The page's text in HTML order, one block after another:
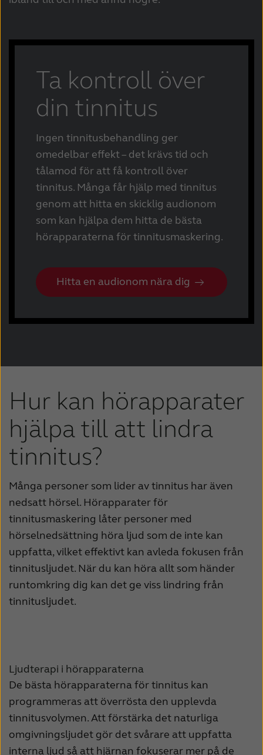
Ta kontroll över
din tinnitus
Ingen tinnitusbehandling ger
omedelbar effekt – det krävs tid och
tålamod för att få kontroll över
tinnitus. Många får hjälp med tinnitus
genom att hitta en skicklig audionom
som kan hjälpa dem hitta de bästa
hörapparaterna för tinnitusmaskering.
Hitta en audionom nära dig
Hur kan hörapparater
hjälpa till att lindra
tinnitus?
Många personer som lider av tinnitus har även
nedsatt hörsel. Hörapparater för
tinnitusmaskering låter personer med
hörselnedsättning höra ljud som de inte kan
uppfatta, vilket effektivt kan avleda fokusen från
tinnitusljudet. När du kan höra allt som händer
runtomkring dig kan det ge viss lindring från
tinnitusljudet.
Ljudterapi i hörapparaterna
De bästa hörapparaterna för tinnitus kan
programmeras att överrösta den upplevda
tinnitusvolymen. Att förstärka det naturliga
omgivningsljudet gör det svårare att uppfatta
interna ljud så att hjärnan fokuserar mer på de